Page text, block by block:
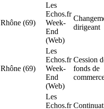
Rhône (69)
Les
Echos.fr
Week-
End
(Web)
dirigeant
Rhône (69)
Les
Echos.fr
Week-
End
(Web)
Cession
fonds de
Les
Echos.fr